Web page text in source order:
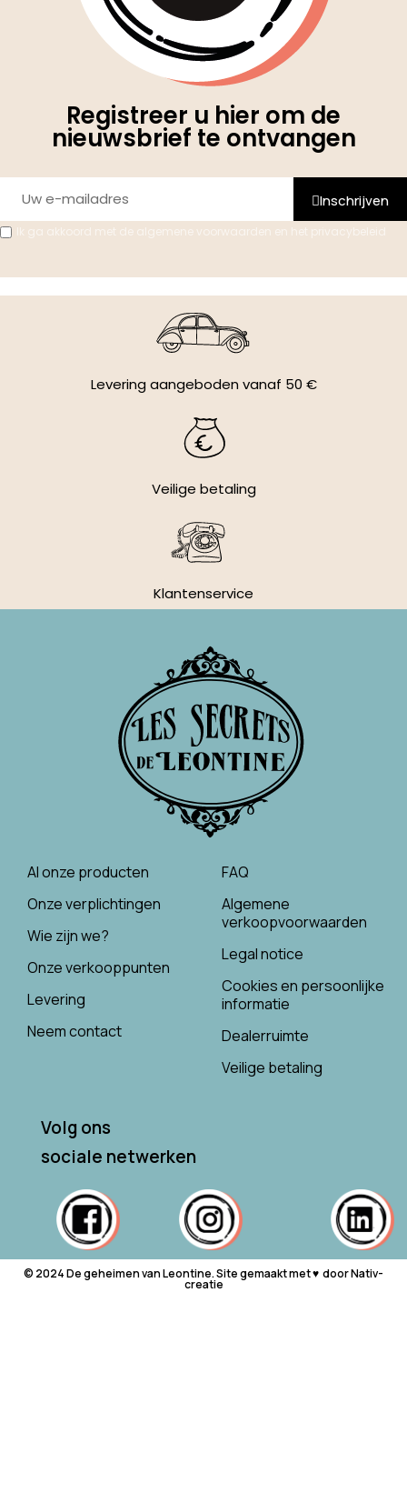
Registreer u hier om de
nieuwsbrief te ontvangen
Inschrijven
Ik ga akkoord met de algemene voorwaarden en het privacybeleid
Levering aangeboden vanaf 50 €
Veilige betaling
Klantenservice
Al onze producten
Onze verplichtingen
Wie zijn we?
Onze verkooppunten
Levering
Neem contact
FAQ
Algemene
verkoopvoorwaarden
Legal notice
Cookies en persoonlijke
informatie
Dealerruimte
Veilige betaling
Volg ons
sociale netwerken
© 2024 De geheimen van Leontine. Site gemaakt met ♥ ︎ door Nativ-
creatie